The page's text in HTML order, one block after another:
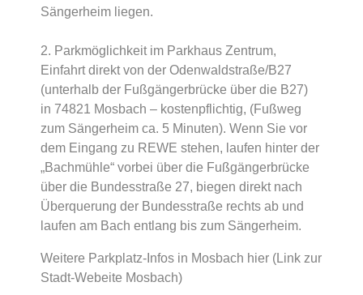
Sängerheim liegen.
2. Parkmöglichkeit im Parkhaus Zentrum,
Einfahrt direkt von der Odenwaldstraße/B27
(unterhalb der Fußgängerbrücke über die B27)
in 74821 Mosbach – kostenpflichtig, (Fußweg
zum Sängerheim ca. 5 Minuten). Wenn Sie vor
dem Eingang zu REWE stehen, laufen hinter der
„Bachmühle“ vorbei über die Fußgängerbrücke
über die Bundesstraße 27, biegen direkt nach
Überquerung der Bundesstraße rechts ab und
laufen am Bach entlang bis zum Sängerheim.
Weitere Parkplatz-Infos in Mosbach hier (Link zur
Stadt-Webeite Mosbach)